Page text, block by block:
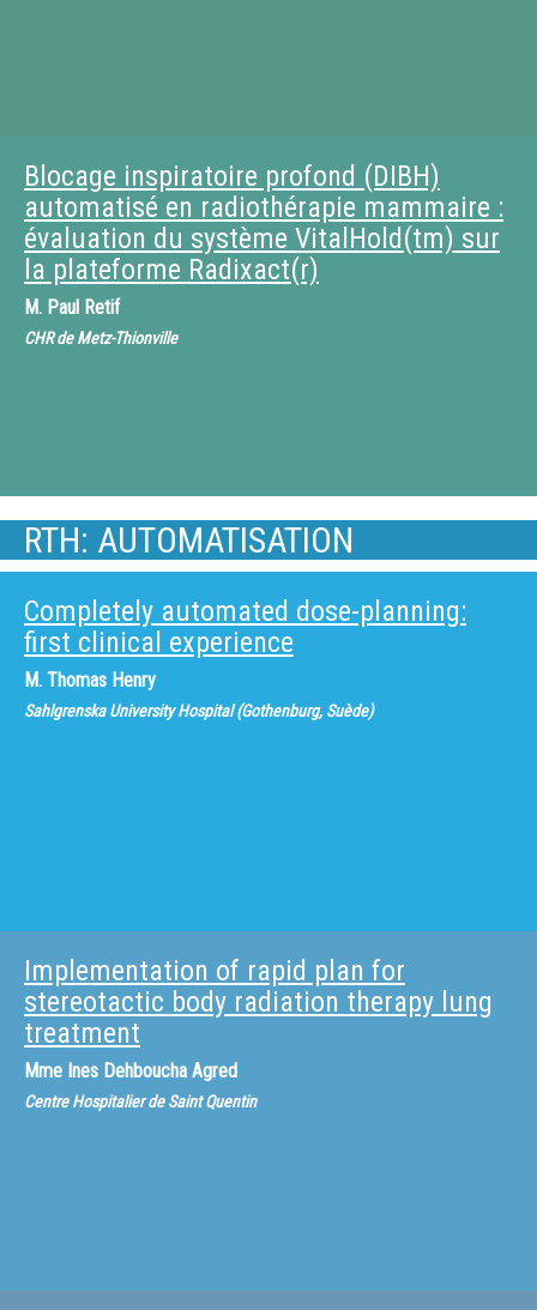
Blocage inspiratoire profond (DIBH)
automatisé en radiothérapie mammaire :
évaluation du système VitalHold(tm) sur
la plateforme Radixact(r)
M. Paul Retif
CHR de Metz-Thionville
RTH: AUTOMATISATION
Completely automated dose-planning:
first clinical experience
M. Thomas Henry
Sahlgrenska University Hospital (Gothenburg, Suède)
Implementation of rapid plan for
stereotactic body radiation therapy lung
treatment
Mme Ines Dehboucha Agred
Centre Hospitalier de Saint Quentin